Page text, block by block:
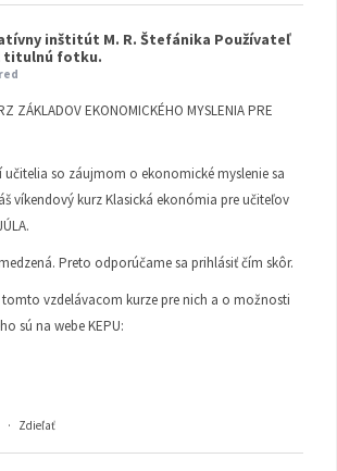
inštitút M. R. Štefánika Používateľ
titulnú fotku.
ZÁKLADOV EKONOMICKÉHO MYSLENIA PRE
učitelia so záujmom o ekonomické myslenie sa
víkendový kurz Klasická ekonómia pre učiteľov
Preto odporúčame sa prihlásiť čím skôr.
vzdelávacom kurze pre nich a o možnosti
sú na webe KEPU:
· Zdieľať